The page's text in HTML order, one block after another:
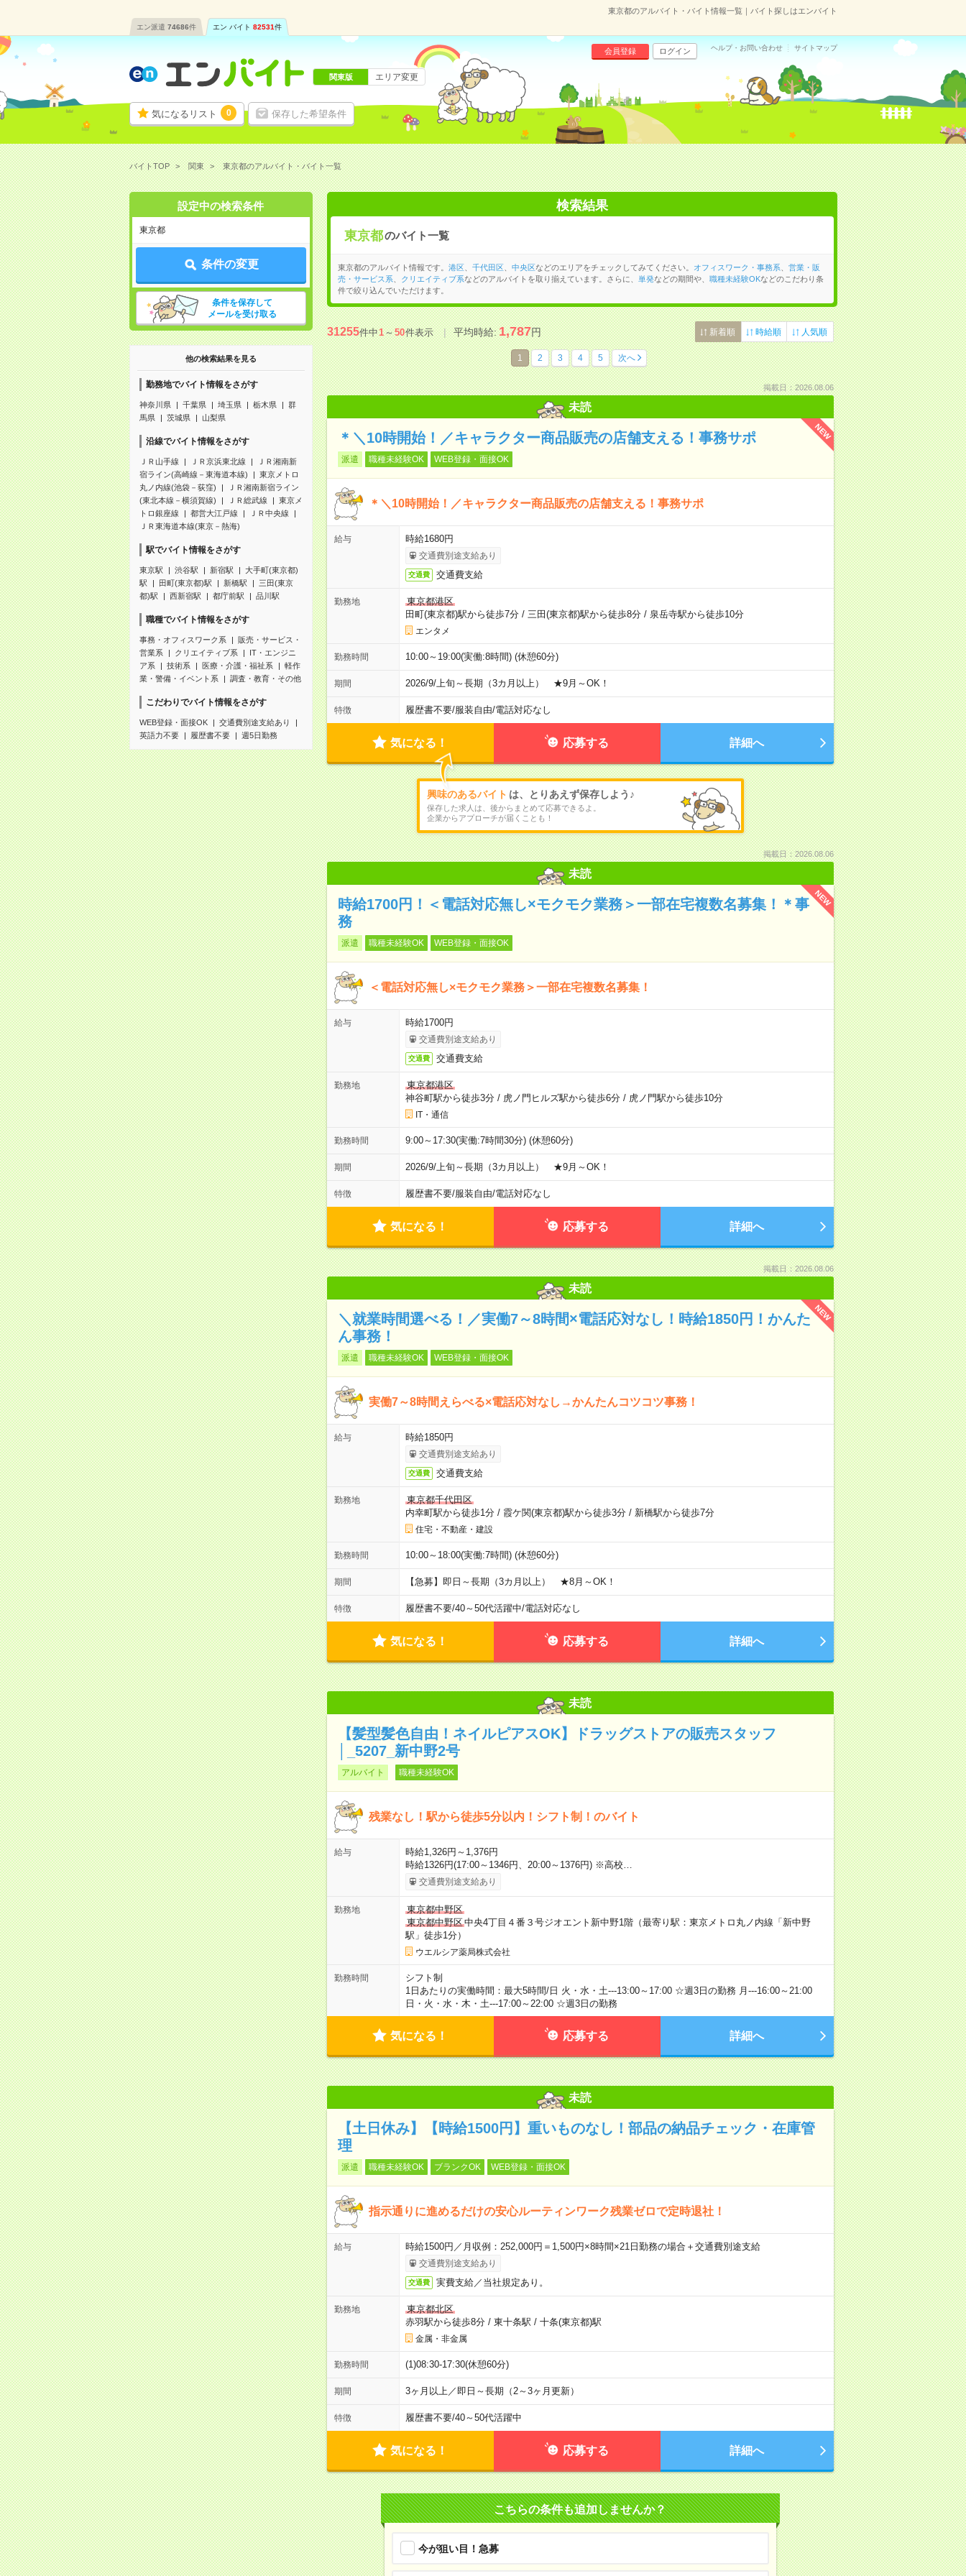
東京都のアルバイト・バイト情報一覧｜バイト探しはエンバイト
エン派遣 74686件 エン バイト 82531件
気になるリスト 0 保存した希望条件
会員登録 ログイン ヘルプ・お問い合わせ サイトマップ
関東版 エリア変更
バイトTOP 関東 東京都のアルバイト・バイト一覧
設定中の検索条件
東京都
条件の変更
条件を保存して
メールを受け取る
他の検索結果を見る
勤務地でバイト情報をさがす
神奈川県 千葉県 埼玉県 栃木県
群
馬県
茨城県 山梨県
沿線でバイト情報をさがす
ＪＲ山手線 ＪＲ京浜東北線
ＪＲ湘南新
宿ライン(高崎線－東海道本線)
東京メトロ
丸ノ内線(池袋－荻窪)
ＪＲ湘南新宿ライン
(東北本線－横須賀線)
ＪＲ総武線
東京メ
トロ銀座線
都営大江戸線
ＪＲ中央線
ＪＲ東海道本線(東京－熱海)
駅でバイト情報をさがす
東京駅 渋谷駅 新宿駅
大手町(東京都)
駅
田町(東京都)駅 新橋駅
三田(東京
都)駅
西新宿駅 都庁前駅 品川駅
職種でバイト情報をさがす
事務・オフィスワーク系
販売・サービス・
営業系
クリエイティブ系
IT・エンジニ
ア系
技術系 医療・介護・福祉系
軽作
業・警備・イベント系
調査・教育・その他
こだわりでバイト情報をさがす
WEB登録・面接OK
交通費別途支給あり
英語力不要
履歴書不要 週5日勤務
検索結果
東京都のバイト一覧
東京都のアルバイト情報です。 港区、 千代田区、 中央区などのエリアをチェックしてみてください。 オフィスワーク・事務系
営業・販
売・サービス系
クリエイティブ系などのアルバイトを取り揃えています。さらに、 単発などの期間や、 職種未経験OKなどのこだわり条
件で絞り込んでいただけます。
31255件中1～50件表示 平均時給:1,787円 新着順 時給順 人気順
1 2 3 4 5 次へ
掲載日：2026.08.06
未読
NEW
＊＼10時開始！／キャラクター商品販売の店舗支える！事務サポ
派遣 職種未経験OK WEB登録・面接OK
＊＼10時開始！／キャラクター商品販売の店舗支える！事務サポ
給与 時給1680円
交通費別途支給あり
交通費 交通費支給
勤務地
東京都港区
田町(東京都)駅から徒歩7分/ 三田(東京都)駅から徒歩8分/ 泉岳寺駅から徒歩10分
エンタメ
勤務時間 10:00～19:00(実働:8時間) (休憩60分)
期間 2026/9/上旬～長期（3カ月以上） ★9月～OK！
特徴 履歴書不要/服装自由/電話対応なし
気になる！ 応募する 詳細へ
興味のあるバイト は、とりあえず保存しよう♪
保存した求人は、後からまとめて応募できるよ。
企業からアプローチが届くことも！
掲載日：2026.08.06
未読
NEW
時給1700円！＜電話対応無し×モクモク業務＞一部在宅複数名募集！＊事
務
派遣 職種未経験OK WEB登録・面接OK
＜電話対応無し×モクモク業務＞一部在宅複数名募集！
給与 時給1700円
交通費別途支給あり
交通費 交通費支給
勤務地
東京都港区
神谷町駅から徒歩3分/ 虎ノ門ヒルズ駅から徒歩6分/ 虎ノ門駅から徒歩10分
IT・通信
勤務時間 9:00～17:30(実働:7時間30分) (休憩60分)
期間 2026/9/上旬～長期（3カ月以上） ★9月～OK！
特徴 履歴書不要/服装自由/電話対応なし
気になる！ 応募する 詳細へ
掲載日：2026.08.06
未読
NEW
＼就業時間選べる！／実働7～8時間×電話応対なし！時給1850円！かんた
ん事務！
派遣 職種未経験OK WEB登録・面接OK
実働7～8時間えらべる×電話応対なし→かんたんコツコツ事務！
給与 時給1850円
交通費別途支給あり
交通費 交通費支給
勤務地
東京都千代田区
内幸町駅から徒歩1分/ 霞ケ関(東京都)駅から徒歩3分/ 新橋駅から徒歩7分
住宅・不動産・建設
勤務時間 10:00～18:00(実働:7時間) (休憩60分)
期間 【急募】即日～長期（3カ月以上） ★8月～OK！
特徴 履歴書不要/40～50代活躍中/電話対応なし
気になる！ 応募する 詳細へ
未読
【髪型髪色自由！ネイルピアスOK】ドラッグストアの販売スタッフ
│_5207_新中野2号
アルバイト 職種未経験OK
残業なし！駅から徒歩5分以内！シフト制！のバイト
給与
時給1,326円～1,376円
時給1326円(17:00～1346円、20:00～1376円) ※高校…
交通費別途支給あり
勤務地
東京都中野区
東京都中野区中央4丁目４番３号ジオエント新中野1階（最寄り駅：東京メトロ丸ノ内線「新中野
駅」徒歩1分）
ウエルシア薬局株式会社
勤務時間
シフト制
1日あたりの実働時間：最大5時間/日 火・水・土---13:00～17:00 ☆週3日の勤務 月---16:00～21:00
日・火・水・木・土---17:00～22:00 ☆週3日の勤務
気になる！ 応募する 詳細へ
未読
【土日休み】【時給1500円】重いものなし！部品の納品チェック・在庫管
理
派遣 職種未経験OK ブランクOK WEB登録・面接OK
指示通りに進めるだけの安心ルーティンワーク残業ゼロで定時退社！
給与 時給1500円／月収例：252,000円＝1,500円×8時間×21日勤務の場合＋交通費別途支給
交通費別途支給あり
交通費 実費支給／当社規定あり。
勤務地
東京都北区
赤羽駅から徒歩8分/ 東十条駅 / 十条(東京都)駅
金属・非金属
勤務時間 (1)08:30-17:30(休憩60分)
期間 3ヶ月以上／即日～長期（2～3ヶ月更新）
特徴 履歴書不要/40～50代活躍中
気になる！ 応募する 詳細へ
こちらの条件も追加しませんか？
今が狙い目！急募